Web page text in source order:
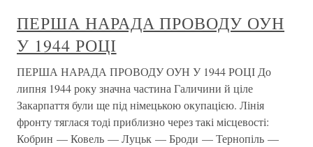
ПЕРША НАРАДА ПРОВОДУ ОУН
У 1944 РОЦІ
ПЕРША НАРАДА ПРОВОДУ ОУН У 1944 РОЦІ До
липня 1944 року значна частина Галичини й ціле
Закарпаття були ще під німецькою окупацією. Лінія
фронту тяглася тоді приблизно через такі місцевості:
Кобрин — Ковель — Луцьк — Броди — Тернопіль —